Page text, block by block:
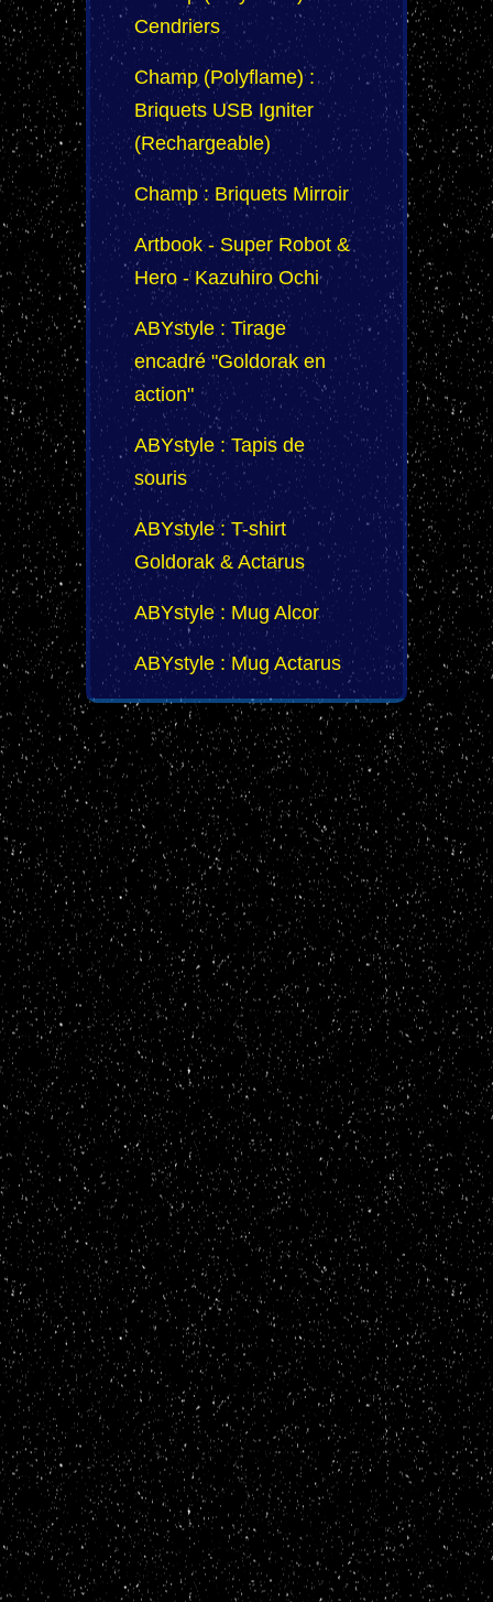
Cendriers
Champ (Polyflame) :
Briquets USB Igniter
(Rechargeable)
Champ : Briquets Mirroir
Artbook - Super Robot &
Hero - Kazuhiro Ochi
ABYstyle : Tirage
encadré "Goldorak en
action"
ABYstyle : Tapis de
souris
ABYstyle : T-shirt
Goldorak & Actarus
ABYstyle : Mug Alcor
ABYstyle : Mug Actarus